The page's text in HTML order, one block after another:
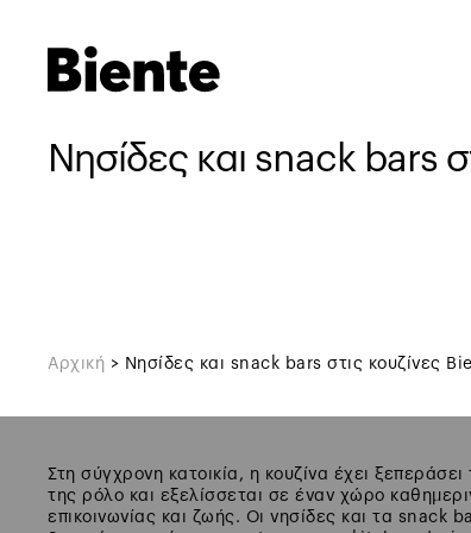
Νησίδες και snack bars
Αρχική > Νησίδες και snack bars στις κουζίνες
Στη σύγχρονη κατοικία, η κουζίνα έχει
της ρόλο και εξελίσσεται σε έναν χώρο
επικοινωνίας και ζωής. Οι νησίδες και τα snack